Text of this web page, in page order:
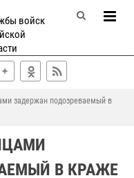
войск
задержан подозреваемый в
В КРАЖЕ